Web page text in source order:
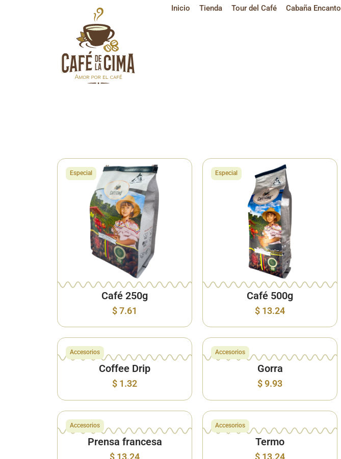
Inicio Tienda Tour del Café Cabaña Encanto
Especial
Café 250g
$7.61
Especial
Café 500g
$ 13.24
Accesorios
Coffee Drip
$ 1.32
Accesorios
Gorra
$9.93
Accesorios
Prensa francesa
$ 13.24
Accesorios
Termo
$ 13.24